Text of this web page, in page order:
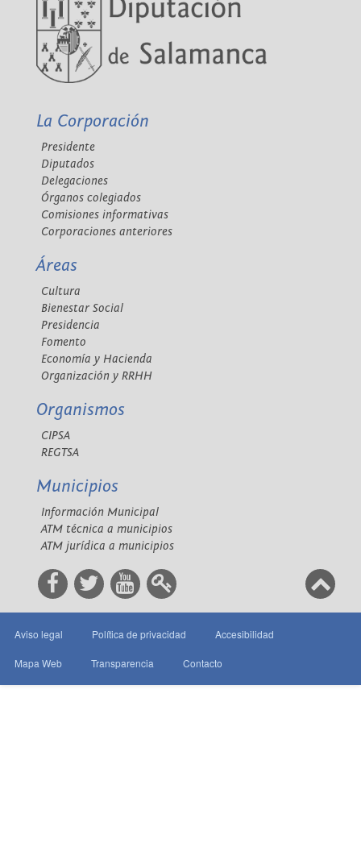
La Corporación
Presidente
Diputados
Delegaciones
Órganos colegiados
Comisiones informativas
Corporaciones anteriores
Áreas
Cultura
Bienestar Social
Presidencia
Fomento
Economía y Hacienda
Organización y RRHH
Organismos
CIPSA
REGTSA
Municipios
Información Municipal
ATM técnica a municipios
ATM jurídica a municipios
Aviso legal Política de privacidad Accesibilidad
Mapa Web Transparencia Contacto